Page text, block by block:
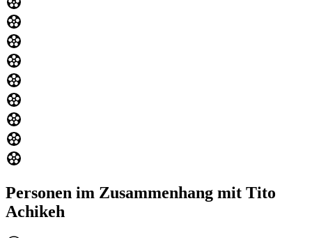
Personen im Zusammenhang mit Tito
Achikeh